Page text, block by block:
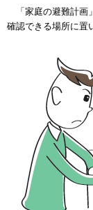
「家庭の避難計画
確認できる場所に置